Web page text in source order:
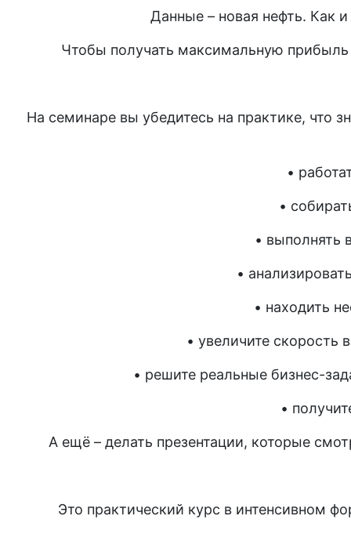
Данные – новая нефть. Как
Чтобы получать максимальную
На семинаре вы убедитесь на практике, что
•
•
• выполнять
•
• находить
• увеличите скорость
• решите реальные бизнес-
•
А ещё – делать презентации, которые
Это практический курс в интенсивном